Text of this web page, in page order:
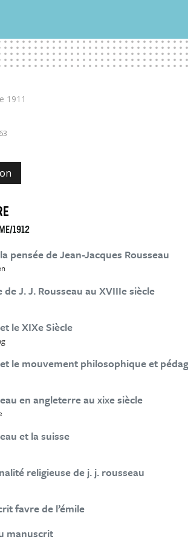
1911
1912
pensée de Jean-Jacques Rousseau
de J. J. Rousseau au XVIIIe siècle
le XIXe Siècle
le mouvement philosophique et
en angleterre au xixe siècle
et la suisse
religieuse de j. j. rousseau
favre de l’émile
manuscrit